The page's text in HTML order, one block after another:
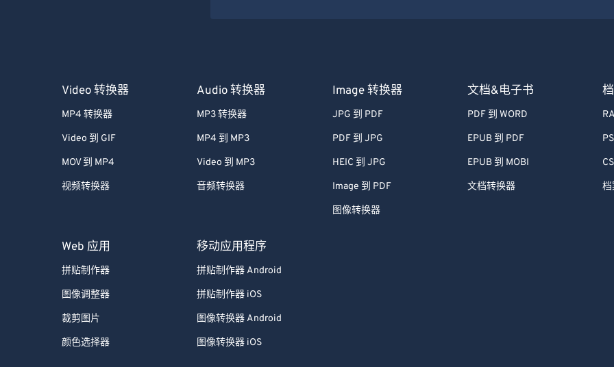
Video 转换器
MP4 转换器
Video 到 GIF
MOV 到 MP4
视频转换器
Audio 转换器
MP3 转换器
MP4 到 MP3
Video 到 MP3
音频转换器
Image 转换器
JPG 到 PDF
PDF 到 JPG
HEIC 到 JPG
Image 到 PDF
图像转换器
文档&电子书
PDF 到 WORD
EPUB 到 PDF
EPUB 到 MOBI
文档转换器
Web 应用
拼贴制作器
图像调整器
裁剪图片
颜色选择器
移动应用程序
拼贴制作器 Android
拼贴制作器 iOS
图像转换器 Android
图像转换器 iOS